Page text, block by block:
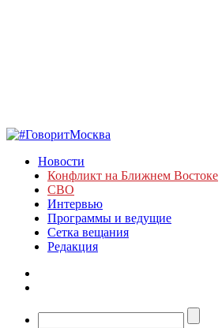
Новости
Конфликт на Ближнем Востоке
СВО
Интервью
Программы и ведущие
Сетка вещания
Редакция